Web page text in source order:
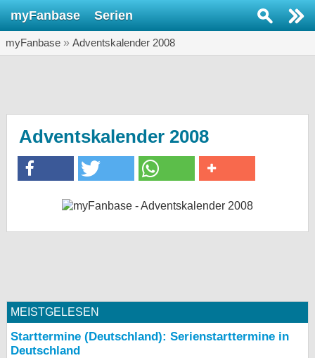
myFanbase Serien
myFanbase » Adventskalender 2008
Adventskalender 2008
MEISTGELESEN
Starttermine (Deutschland): Serienstarttermine in
Deutschland
Home
Veranstaltungen
KULTUR
Forum
bei X